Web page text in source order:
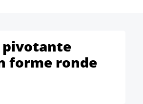
pivotante
forme ronde